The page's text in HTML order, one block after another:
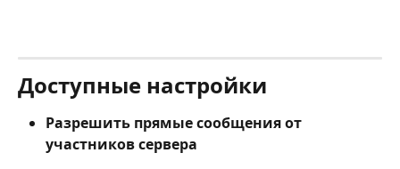
Доступные настройки
Разрешить прямые сообщения от
участников сервера